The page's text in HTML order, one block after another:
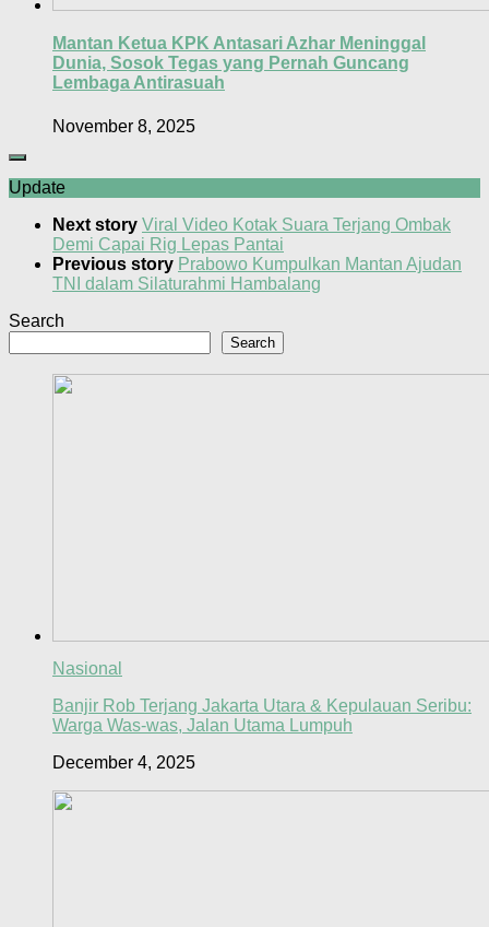
Mantan Ketua KPK Antasari Azhar Meninggal
Dunia, Sosok Tegas yang Pernah Guncang
Lembaga Antirasuah
November 8, 2025
Update
Next story Viral Video Kotak Suara Terjang Ombak
Demi Capai Rig Lepas Pantai
Previous story Prabowo Kumpulkan Mantan Ajudan
TNI dalam Silaturahmi Hambalang
Search
Search
Nasional
Banjir Rob Terjang Jakarta Utara & Kepulauan Seribu:
Warga Was-was, Jalan Utama Lumpuh
December 4, 2025